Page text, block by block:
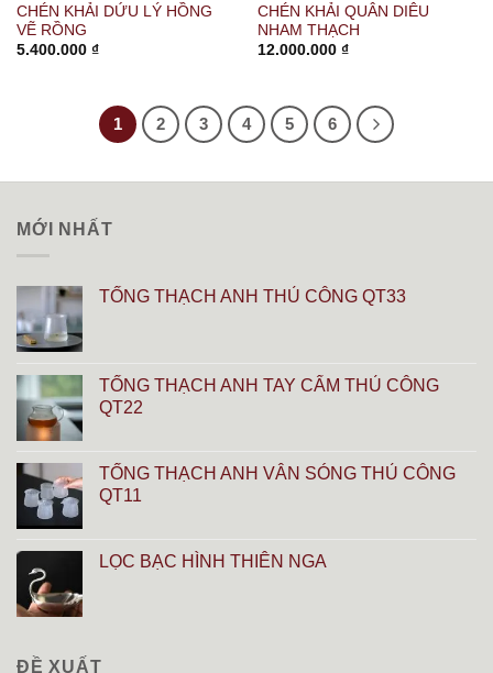
CHÉN KHẢI DỨU LÝ HỒNG
VẼ RỒNG
5.400.000 ₫
CHÉN KHẢI QUÂN DIÊU
NHAM THẠCH
12.000.000 ₫
1 2 3 4 5 6
MỚI NHẤT
TỐNG THẠCH ANH THỦ CÔNG QT33
TỐNG THẠCH ANH TAY CẨM THỦ CÔNG
QT22
TỐNG THẠCH ANH VÂN SÓNG THỦ CÔNG
QT11
LỌC BẠC HÌNH THIÊN NGA
ĐỀ XUẤT